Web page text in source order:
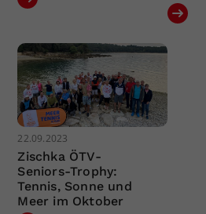
22.09.2023
Zischka ÖTV-
Seniors-Trophy:
Tennis, Sonne und
Meer im Oktober